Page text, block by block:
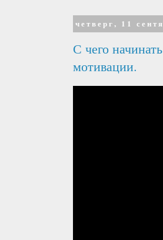
четверг, 11
С чего
мотивации.